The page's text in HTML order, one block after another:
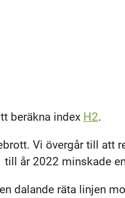
beräkna index H2.
Vi övergår till att
till år 2022 minskade
dalande räta linjen